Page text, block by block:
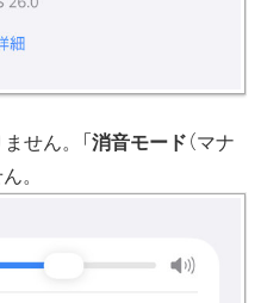
ません。「消音モード （マナ
。